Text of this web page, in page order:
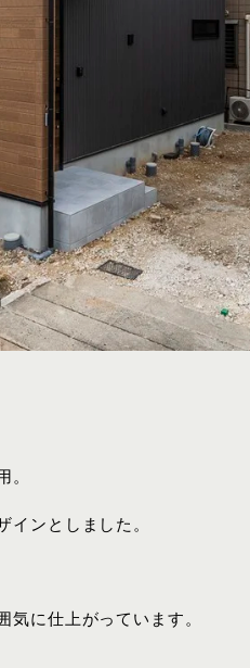
。
インとしました。
に仕上がっています。